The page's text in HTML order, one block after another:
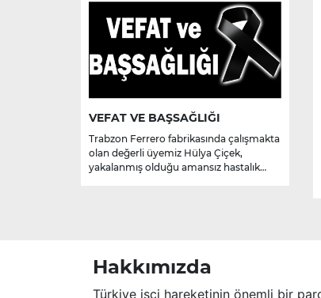
VEFAT VE BAŞSAĞLIĞI
Trabzon Ferrero fabrikasında çalışmakta
olan değerli üyemiz Hülya Çiçek,
yakalanmış olduğu amansız hastalık
Hakkımızda
Türkiye işçi hareketinin önemli bir